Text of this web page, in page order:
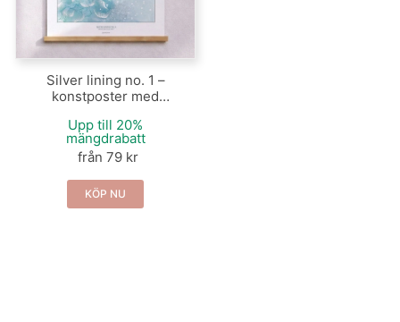
Silver lining no. 1 –
konstposter med
Upp till 20%
mängdrabatt
från 79 kr
KÖP NU